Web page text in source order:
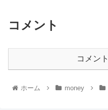
コメント
コメン
ホーム money